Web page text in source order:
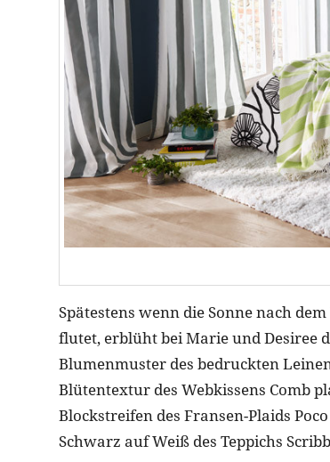
Spätestens wenn die Sonne nach
flutet, erblüht bei Marie und Desiree
Blumenmuster des bedruckten
Blütentextur des Webkissens Comb
Blockstreifen des Fransen-Plaids
Schwarz auf Weiß des Teppichs